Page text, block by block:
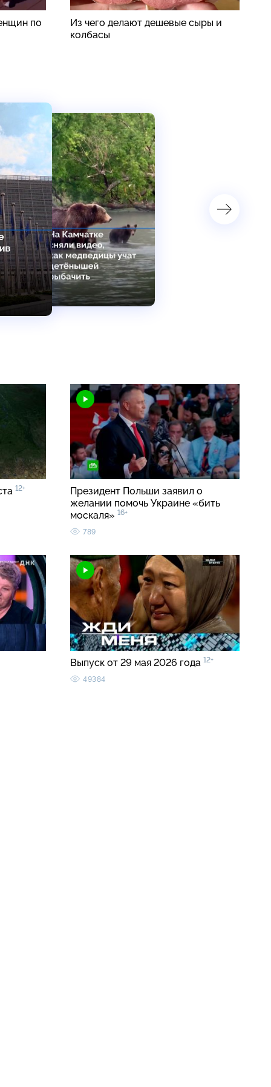
по
Из чего делают дешевые сыры и
колбасы
12+
Президент Польши заявил о
желании помочь Украине «бить
москаля» 16+
789
Выпуск от 29 мая 2026 года 12+
49384